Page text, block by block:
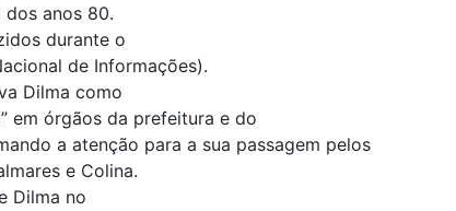
dos anos 80.
durante o
de Informações).
Dilma como
em órgãos da prefeitura e do
a atenção para a sua passagem pelos
e Colina.
Dilma no